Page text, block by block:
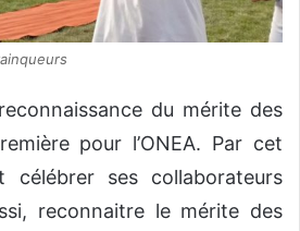
du mérite des
pour l’ONEA. Par cet
célébrer ses collaborateurs
reconnaitre le mérite des